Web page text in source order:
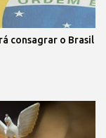
consagrar o Brasil